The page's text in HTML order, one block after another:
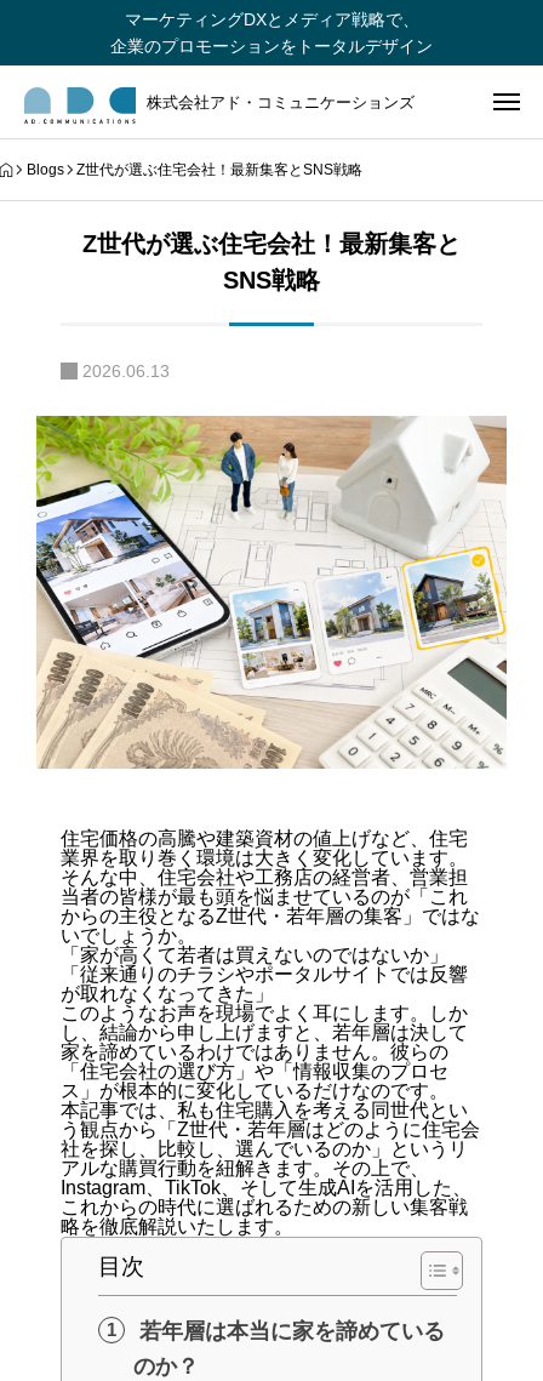
マーケティングDXとメディア戦略で、
企業のプロモーションをトータルデザイン
株式会社アド・コミュニケーションズ
Blogs Z世代が選ぶ住宅会社！最新集客とSNS戦略
Z世代が選ぶ住宅会社！最新集客と
SNS戦略
2026.06.13
住宅価格の高騰や建築資材の値上げなど、住宅
業界を取り巻く環境は大きく変化しています。
そんな中、住宅会社や工務店の経営者、営業担
当者の皆様が最も頭を悩ませているのが「これ
からの主役となるZ世代・若年層の集客」ではな
いでしょうか。
「家が高くて若者は買えないのではないか」
「従来通りのチラシやポータルサイトでは反響
が取れなくなってきた」
このようなお声を現場でよく耳にします。しか
し、結論から申し上げますと、若年層は決して
家を諦めているわけではありません。彼らの
「住宅会社の選び方」や「情報収集のプロセ
ス」が根本的に変化しているだけなのです。
本記事では、私も住宅購入を考える同世代とい
う観点から「Z世代・若年層はどのように住宅会
社を探し、比較し、選んでいるのか」というリ
アルな購買行動を紐解きます。その上で、
Instagram、TikTok、そして生成AIを活用した、
これからの時代に選ばれるための新しい集客戦
略を徹底解説いたします。
目次
若年層は本当に家を諦めている
のか？